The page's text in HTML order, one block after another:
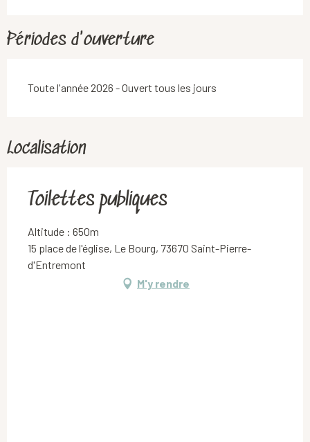
Périodes d'ouverture
Toute l'année 2026 - Ouvert tous les jours
Localisation
Toilettes publiques
Altitude : 650m
15 place de l'église, Le Bourg, 73670 Saint-Pierre-
d'Entremont
M'y rendre